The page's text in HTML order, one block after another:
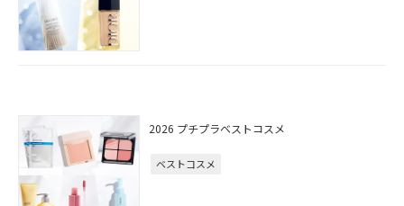
2026 プチプラベストコスメ
ベストコスメ